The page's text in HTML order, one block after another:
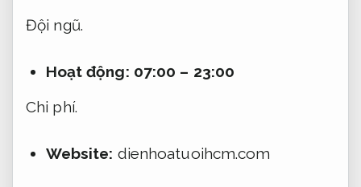
Đội ngũ.
Hoạt động: 07:00 – 23:00
Chi phí.
Website: dienhoatuoihcm.com